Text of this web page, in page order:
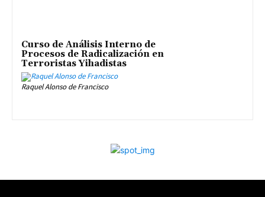
Curso de Análisis Interno de
Procesos de Radicalización en
Terroristas Yihadistas
Raquel Alonso de Francisco